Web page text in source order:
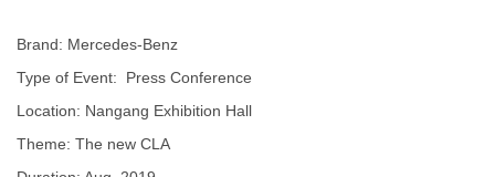
Brand: Mercedes-Benz
Type of Event: Press Conference
Location: Nangang Exhibition Hall
Theme: The new CLA